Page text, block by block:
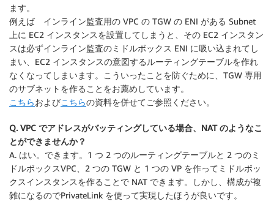
ます。
例えば インライン監査用の VPC の TGW の ENI がある Subnet
上に EC2 インスタンスを設置してしまうと、その EC2 インスタン
スは必ずインライン監査のミドルボックス ENI に吸い込まれてし
まい、EC2 インスタンスの意図するルーティングテーブルを作れ
なくなってしまいます。こういったことを防ぐために、TGW 専用
のサブネットを作ることをお薦めしています。
こちらおよびこちらの資料を併せてご参照ください。
Q. VPC でアドレスがバッティングしている場合、NAT のようなこ
とができませんか？
A. はい。できます。1 つ 2 つのルーティングテーブルと 2 つのミ
ドルボックスVPC、2 つの TGW と 1 つの VP を作ってミドルボッ
クスインスタンスを作ることで NAT できます。しかし、構成が複
雑になるのでPrivateLink を使って実現したほうが良いです。